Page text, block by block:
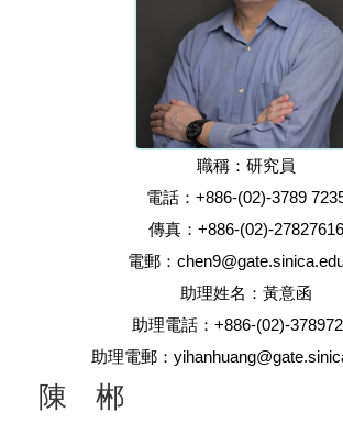
職稱：研究員
電話：+886-(02)-3789
傳真：+886-(02)-27827616
電郵：
助理姓名：黃意函
助理電話：+886-(02)-
助理電郵：
陳 郴